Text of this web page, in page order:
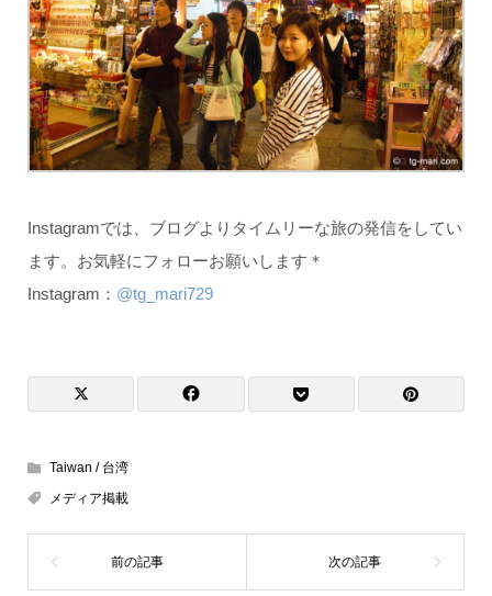
Instagramでは、ブログよりタイムリーな旅の発信をしてい
ます。お気軽にフォローお願いします＊
Instagram： @tg_mari729
Taiwan / 台湾
メディア掲載